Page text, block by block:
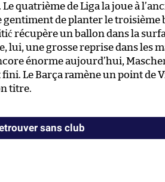
quatrième de Liga la joue à
de planter le troisième
récupère un ballon dans la
lui, une grosse reprise dans les
énorme aujourd’hui,
fini. Le Barça ramène un point de
titre.
sans club